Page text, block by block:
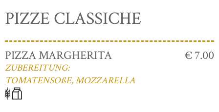
PIZZE CLASSICHE
PIZZA MARGHERITA
ZUBEREITUNG:
TOMATENSOßE, MOZZARELLA
€ 7.00